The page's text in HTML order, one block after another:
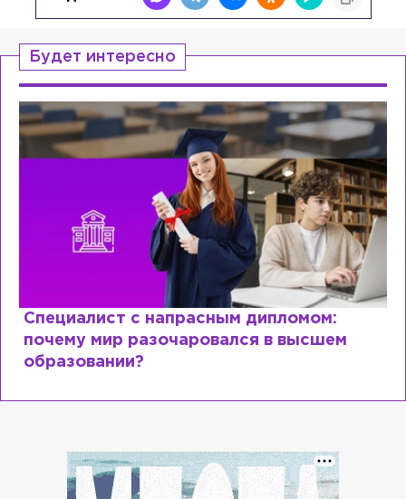
Будет интересно
Специалист с напрасным дипломом:
почему мир разочаровался в высшем
образовании?